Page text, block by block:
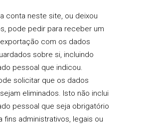
conta neste site, ou deixou
pode pedir para receber um
com os dados
sobre si, incluindo
pessoal que indicou.
solicitar que os dados
eliminados. Isto não inclui
pessoal que seja obrigatório
fins administrativos, legais ou